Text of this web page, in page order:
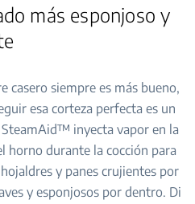
más esponjoso y
casero siempre es más bueno,
esa corteza perfecta es un
inyecta vapor en la
horno durante la cocción para
y panes crujientes por
y esponjosos por dentro. Di